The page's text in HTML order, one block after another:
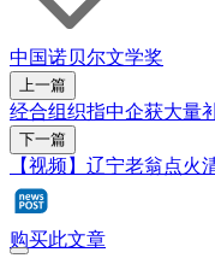
中国诺贝尔文学奖
上一篇
经合组织指中企获大量
下一篇
【视频】辽宁老翁点火
购买此文章